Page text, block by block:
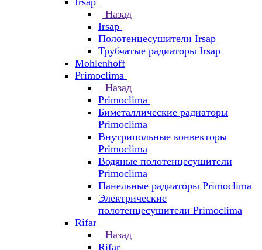
Назад
Irsap
Полотенцесушители Irsap
Трубчатые радиаторы Irsap
Mohlenhoff
Primoclima
Назад
Primoclima
Биметаллические радиаторы
Primoclima
Внутрипольные конвекторы
Primoclima
Водяные полотенцесушители
Primoclima
Панельные радиаторы Primoclima
Электрические
полотенцесушители Primoclima
Rifar
Назад
Rifar